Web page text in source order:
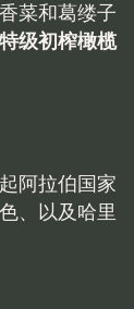
菜和葛缕子
级初榨橄榄
阿拉伯国家
、以及哈里